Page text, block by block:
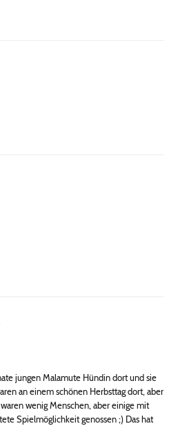
jungen Malamute Hündin dort und sie
an einem schönen Herbsttag dort, aber
wenig Menschen, aber einige mit
Spielmöglichkeit genossen ;) Das hat